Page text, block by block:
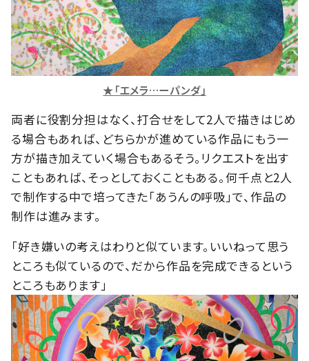
★「エメラ…ーパンダ」
両者に役割分担はなく、打合せをして2人で描きはじめ
る場合もあれば、どちらかが進めている作品にもう一
方が描き加えていく場合もあるそう。リクエストを出す
こともあれば、そっとしておくこともある。何千点と2人
で制作する中で培ってきた「あうんの呼吸」で、作品の
制作は進みます。
「好き嫌いの考えはわりと似ています。いいねって思う
ところも似ているので、だから作品を完成できるという
ところもあります」